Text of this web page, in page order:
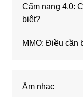
Cẩm nang 4.0:
biệt?
MMO: Điều cần
Âm nhạc